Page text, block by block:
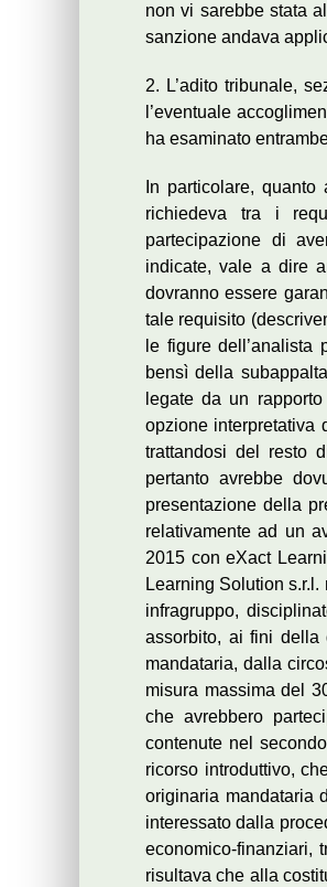
non vi sarebbe stata
sanzione andava
2. L’adito tribunale,
l’eventuale
ha esaminato
In particolare,
richiedeva tra i
partecipazione di
indicate, vale a dire
dovranno essere
tale requisito
le figure dell’analista
bensì della
legate da un
opzione interpretativa
trattandosi del resto
pertanto avrebbe
presentazione della
relativamente ad un
2015 con eXact
Learning Solution
infragruppo,
assorbito, ai fini della
mandataria, dalla
misura massima del
che avrebbero
contenute nel
ricorso introduttivo,
originaria mandataria
interessato dalla
economico-finanziari,
risultava che alla